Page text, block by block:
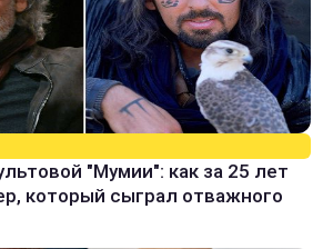
"Мумии": как за 25 лет
который сыграл отважного